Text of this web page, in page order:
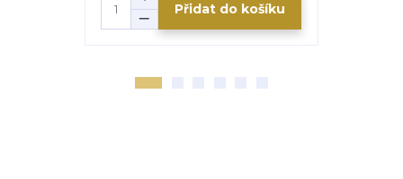
Přidat do košíku